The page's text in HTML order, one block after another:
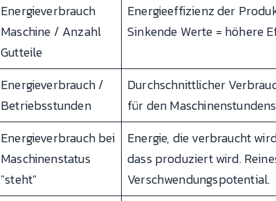
Energieverbrauch
Maschine / Anzahl
Gutteile
Energieeffizienz der
Sinkende Werte = höhere
Energieverbrauch /
Betriebsstunden
Durchschnittlicher
für den
Energieverbrauch bei
Maschinenstatus
"steht"
Energie, die verbraucht
dass produziert wird.
Verschwendungspotential.